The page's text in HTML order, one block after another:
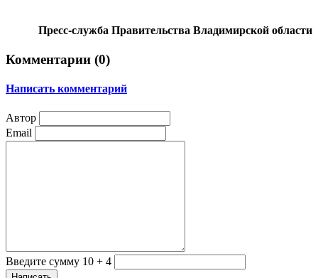
Пресс-служба Правительства Владимирской области
Комментарии (0)
Написать комментарий
Автор
Email
Введите сумму 10 + 4